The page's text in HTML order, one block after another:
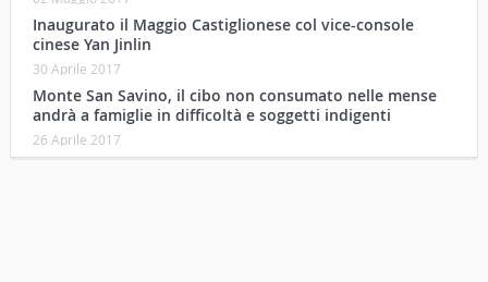
Inaugurato il Maggio Castiglionese col vice-console
cinese Yan Jinlin
30 Aprile 2017
Monte San Savino, il cibo non consumato nelle mense
andrà a famiglie in difficoltà e soggetti indigenti
26 Aprile 2017